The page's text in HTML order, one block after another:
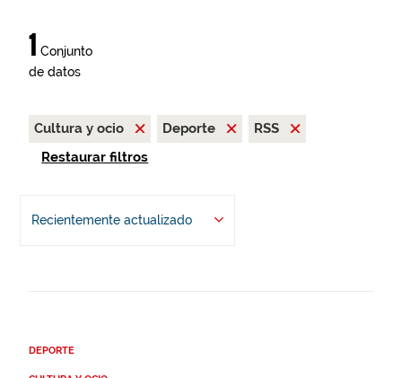
1 Conjunto
de datos
Cultura y ocio Deporte
RSS
Restaurar filtros
Recientemente actualizado
DEPORTE